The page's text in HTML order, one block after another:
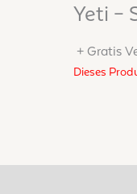
Yeti –
+ Gratis
Dieses